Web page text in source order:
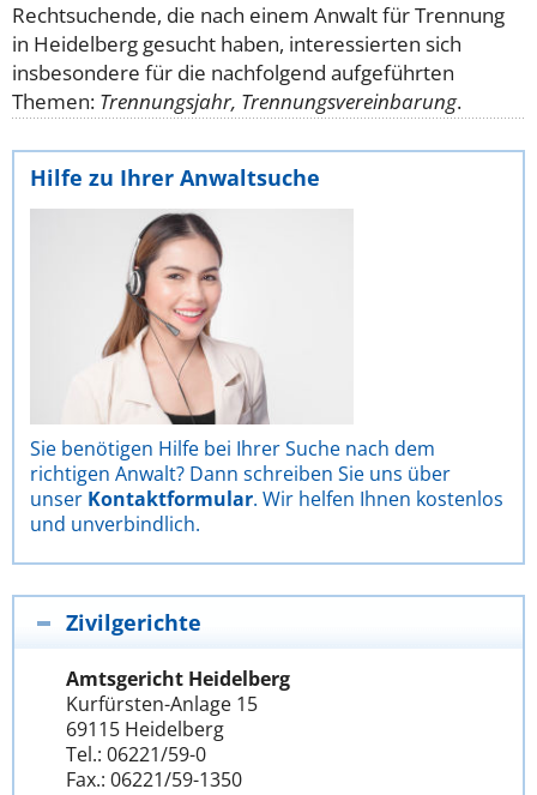
Rechtsuchende, die nach einem Anwalt für Trennung
in Heidelberg gesucht haben, interessierten sich
insbesondere für die nachfolgend aufgeführten
Themen: Trennungsjahr, Trennungsvereinbarung.
Hilfe zu Ihrer Anwaltsuche
Sie benötigen Hilfe bei Ihrer Suche nach dem
richtigen Anwalt? Dann schreiben Sie uns über
unser Kontaktformular. Wir helfen Ihnen kostenlos
und unverbindlich.
Zivilgerichte
Amtsgericht Heidelberg
Kurfürsten-Anlage 15
69115 Heidelberg
Tel.: 06221/59-0
Fax.: 06221/59-1350